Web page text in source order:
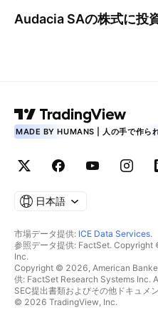
Audacia SAの株式に投
MADE BY HUMANS | 人の手で作ら
日本語
市場データ提供: ICE Data Services.
参照データ提供: FactSet.
Inc.
Copyright © 2026, American
供: FactSet Research Systems Inc.
SEC提出書類およびその他ドキュメ
© 2026 TradingView, Inc.